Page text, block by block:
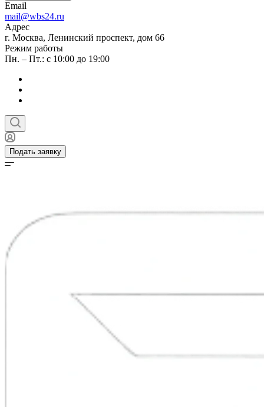
Email
mail@wbs24.ru
Адрес
г. Москва, Ленинский проспект, дом 66
Режим работы
Пн. – Пт.: с 10:00 до 19:00
Подать заявку